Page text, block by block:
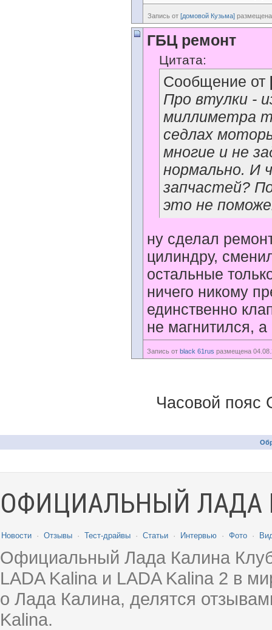
Запись от [домовой Кузьма]
ГБЦ ремонт
Цитата:
Сообщение от
Про втулки -
миллиметра
седлах
многие и не
нормально. И
запчастей?
это не
ну сделал
цилиндру,
остальные
ничего никому
единственно
не магнитился,
Запись от black 61rus размещена
Часовой пояс
ОФИЦИАЛЬНЫЙ ЛАДА
Новости · Отзывы · Тест-драйвы · Статьи · Интервью · Фото ·
Официальный Лада Калина
LADA Kalina и LADA Kalina 2 в
о Лада Калина, делятся
Kalina.